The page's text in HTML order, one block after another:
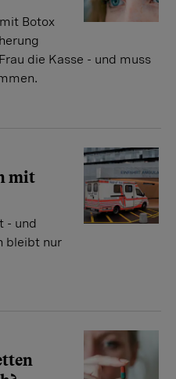
Botox
die Kasse - und muss
mit
- und
bleibt nur